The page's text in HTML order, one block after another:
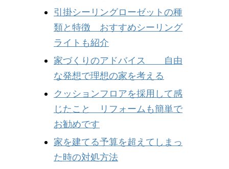
引掛シーリングローゼットの種
類と特徴 おすすめシーリング
ライトも紹介
家づくりのアドバイス 自由
な発想で理想の家を考える
クッションフロアを採用して感
じたこと リフォームも簡単で
お勧めです
家を建てる予算を超えてしまっ
た時の対処方法